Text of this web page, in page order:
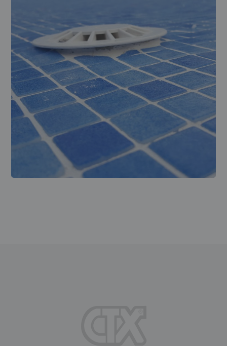
REPARACIONES
Borada de la piscina